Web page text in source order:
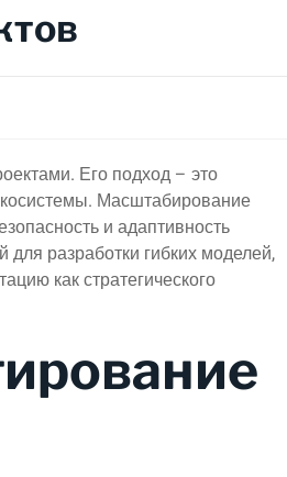
Его подход – это
Масштабирование
и адаптивность
для разработки гибких моделей,
как стратегического